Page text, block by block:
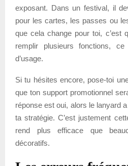
exposant. Dans un festival, il
pour les cartes, les passes ou
que cela change pour toi, c’est
remplir plusieurs fonctions,
d’usage.
Si tu hésites encore, pose-toi
que ton support promotionnel
réponse est oui, alors le lanyard
ta stratégie. C’est justement
rend plus efficace que
décoratifs.